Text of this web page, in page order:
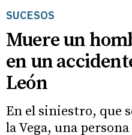
SUCESOS
Muere un
en un
León
En el siniestro, que
la Vega, una